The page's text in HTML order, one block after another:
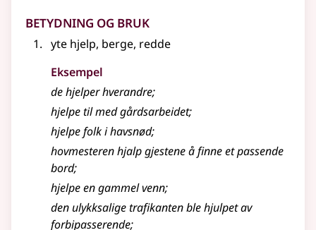
Betydning og bruk
yte hjelp, berge, redde
Eksempel
dehjelperhverandre;
hjelpetil med gårdsarbeidet;
hjelpefolk i havsnød;
hovmesteren hjalp gjestene å finne et passende
bord;
hjelpeen gammel venn;
den ulykksalige trafikanten ble hjulpet av
forbipasserende;